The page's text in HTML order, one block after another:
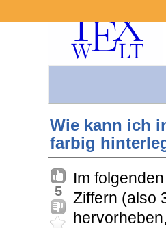
Wie kann ich
farbig
5
Im
Ziffern (also